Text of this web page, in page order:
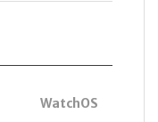
WatchOS